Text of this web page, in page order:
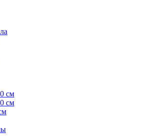
см
см